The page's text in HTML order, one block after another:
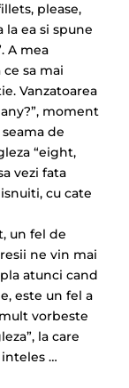
please,
la ea si spune
A mea
sa mai
Vanzatoarea
moment
de
“eight,
vezi fata
cu cate
un fel de
ne vin mai
atunci cand
este un fel a
vorbeste
la care
…